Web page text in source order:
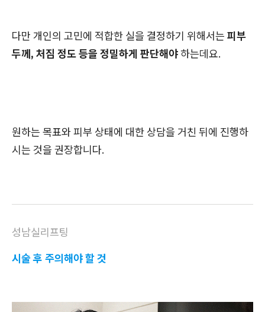
다만 개인의 고민에 적합한 실을 결정하기 위해서는 피부
두께, 처짐 정도 등을 정밀하게 판단해야 하는데요.
원하는 목표와 피부 상태에 대한 상담을 거친 뒤에 진행하
시는 것을 권장합니다.
성남실리프팅
시술 후 주의해야 할 것